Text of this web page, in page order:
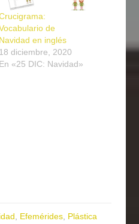
de
Navidad en inglés
18 diciembre, 2020
En «25 DIC: Navidad»
Efemérides Plástica